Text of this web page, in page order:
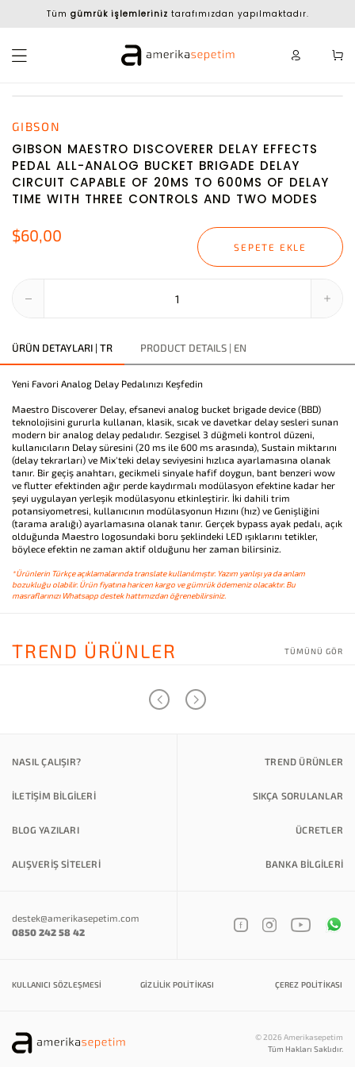
Tüm gümrük işlemleriniz tarafımızdan yapılmaktadır.
GIBSON
GIBSON MAESTRO DISCOVERER DELAY EFFECTS
PEDAL ALL-ANALOG BUCKET BRIGADE DELAY
CIRCUIT CAPABLE OF 20MS TO 600MS OF DELAY
TIME WITH THREE CONTROLS AND TWO MODES
$60,00
SEPETE EKLE
ÜRÜN DETAYLARI | TR PRODUCT DETAILS | EN
Yeni Favori Analog Delay Pedalınızı Keşfedin
Maestro Discoverer Delay, efsanevi analog bucket brigade device (BBD)
teknolojisini gururla kullanan, klasik, sıcak ve davetkar delay sesleri sunan
modern bir analog delay pedalıdır. Sezgisel 3 düğmeli kontrol düzeni,
kullanıcıların Delay süresini (20 ms ile 600 ms arasında), Sustain miktarını
(delay tekrarları) ve Mix'teki delay seviyesini hızlıca ayarlamasına olanak
tanır. Bir geçiş anahtarı, gecikmeli sinyale hafif doygun, bant benzeri wow
ve flutter efektinden ağır perde kaydırmalı modülasyon efektine kadar her
şeyi uygulayan yerleşik modülasyonu etkinleştirir. İki dahili trim
potansiyometresi, kullanıcının modülasyonun Hızını (hız) ve Genişliğini
(tarama aralığı) ayarlamasına olanak tanır. Gerçek bypass ayak pedalı, açık
olduğunda Maestro logosundaki boru şeklindeki LED ışıklarını tetikler,
böylece efektin ne zaman aktif olduğunu her zaman bilirsiniz.
*Ürünlerin Türkçe açıklamalarında translate kullanılmıştır. Yazım yanlışı ya da anlam
bozukluğu olabilir. Ürün fiyatına haricen kargo ve gümrük ödemeniz olacaktır. Bu
masraflarınızı Whatsapp destek hattımızdan öğrenebilirsiniz.
TREND ÜRÜNLER TÜMÜNÜ GÖR
NASIL ÇALIŞIR? TREND ÜRÜNLER
İLETİŞİM BİLGİLERİ SIKÇA SORULANLAR
BLOG YAZILARI ÜCRETLER
ALIŞVERİŞ SİTELERİ BANKA BILGILERI
destek@amerikasepetim.com
0850 242 58 42
KULLANICI SÖZLEŞMESI GIZLILIK POLITIKASI ÇEREZ POLITIKASI
© 2026 Amerikasepetim
Tüm Hakları Saklıdır.